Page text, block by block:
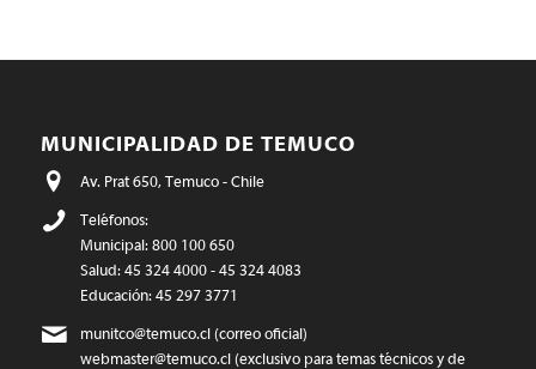
MUNICIPALIDAD DE TEMUCO
Av. Prat 650, Temuco - Chile
Teléfonos:
Municipal: 800 100 650
Salud: 45 324 4000 - 45 324 4083
Educación: 45 297 3771
munitco@temuco.cl(correo oficial)
webmaster@temuco.cl(exclusivo para temas técnicos y de